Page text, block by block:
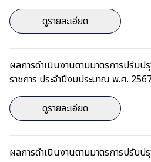
ดูรายละเอียด
ผลการดำเนินงานตามมาตรการปรับ
ราชการ ประจำปีงบประมาณ พ.ศ.
ดูรายละเอียด
ผลการดำเนินงานตามมาตรการปรับ